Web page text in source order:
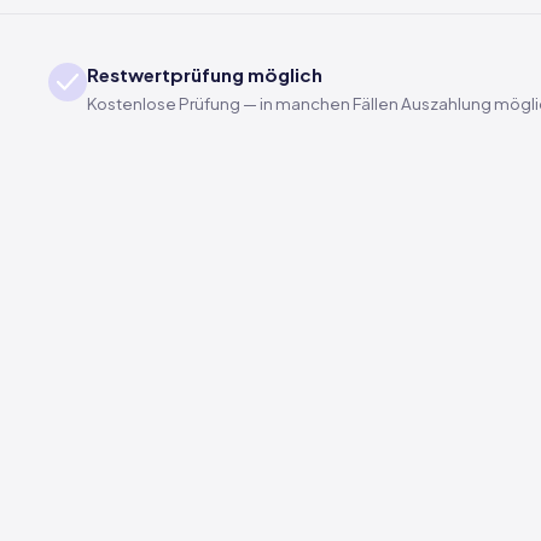
Restwertprüfung möglich
Kostenlose Prüfung — in manchen Fällen Auszahlung